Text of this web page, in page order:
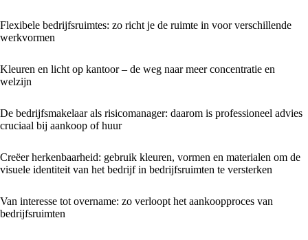
Flexibele bedrijfsruimtes: zo richt je de ruimte in voor verschillende
werkvormen
Kleuren en licht op kantoor – de weg naar meer concentratie en
welzijn
De bedrijfsmakelaar als risicomanager: daarom is professioneel advies
cruciaal bij aankoop of huur
Creëer herkenbaarheid: gebruik kleuren, vormen en materialen om de
visuele identiteit van het bedrijf in bedrijfsruimten te versterken
Van interesse tot overname: zo verloopt het aankoopproces van
bedrijfsruimten